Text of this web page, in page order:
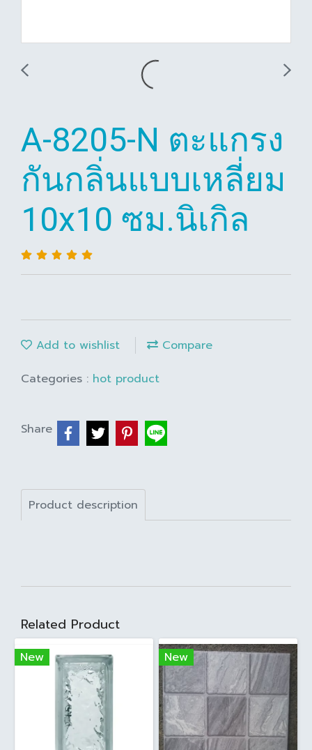
A-8205-N ตะแกรง
กันกลิ่นแบบเหลี่ยม
10x10 ซม.นิเกิล
Add to wishlist
Compare
Categories : hot product
Share
Product description
Related Product
New New